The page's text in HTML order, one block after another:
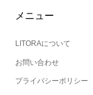
メニュー
LITORAについて
お問い合わせ
プライバシーポリシー